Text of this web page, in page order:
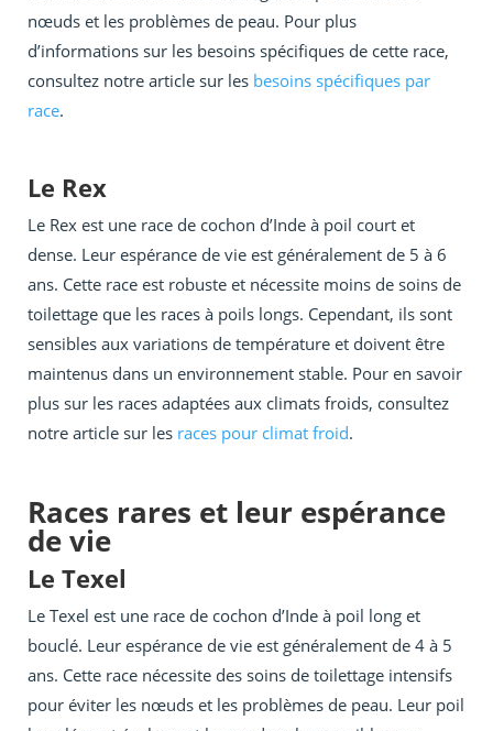
nœuds et les problèmes de peau. Pour plus
d’informations sur les besoins spécifiques de cette race,
consultez notre article sur les besoins spécifiques par
race.
Le Rex
Le Rex est une race de cochon d’Inde à poil court et
dense. Leur espérance de vie est généralement de 5 à 6
ans. Cette race est robuste et nécessite moins de soins de
toilettage que les races à poils longs. Cependant, ils sont
sensibles aux variations de température et doivent être
maintenus dans un environnement stable. Pour en savoir
plus sur les races adaptées aux climats froids, consultez
notre article sur les races pour climat froid.
Races rares et leur espérance
de vie
Le Texel
Le Texel est une race de cochon d’Inde à poil long et
bouclé. Leur espérance de vie est généralement de 4 à 5
ans. Cette race nécessite des soins de toilettage intensifs
pour éviter les nœuds et les problèmes de peau. Leur poil